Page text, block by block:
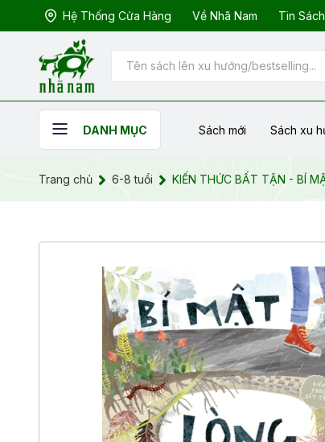
Hệ Thống Cửa Hàng Về Nhã Nam Tin Sách
DANH MỤC Sách mới Sách xu
Trang chủ 6-8 tuổi KIẾN THỨC BẤT TẬN - BÍ